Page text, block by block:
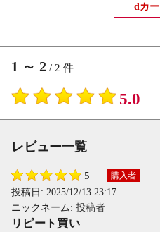
dカ
1 ～ 2 / 2 件
5.0
レビュー一覧
5 購入者
投稿日: 2025/12/13 23:17
ニックネーム: 投稿者
リピート買い